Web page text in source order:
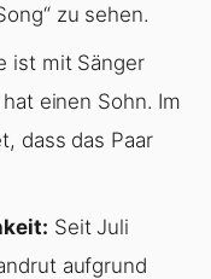
zu sehen.
ist mit Sänger
einen Sohn. Im
dass das Paar
Seit Juli
aufgrund